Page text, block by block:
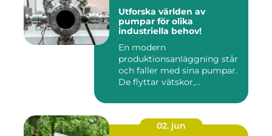
Utforska världen av
pumpar för olika
industriella behov!
En modern
produktionsanläggning står
och faller med sina pumpar.
De flyttar vätskor,...
02. jun